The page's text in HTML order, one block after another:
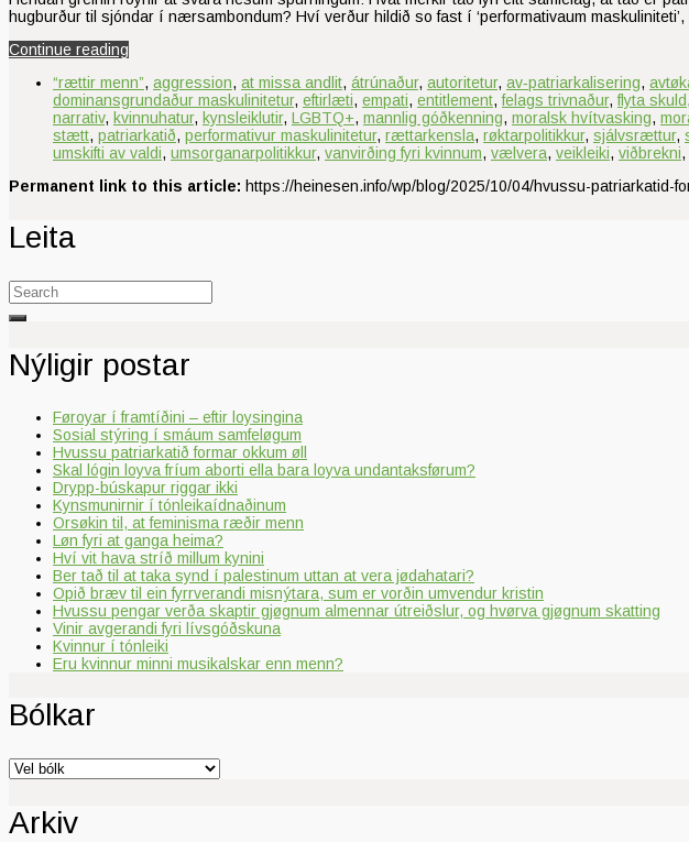
hugburður til sjóndar í nærsambondum? Hví verður hildið so fast í ‘performativaum
Continue reading
“rættir menn”, aggression, at missa andlit, átrúnaður, autoritetur, av‑patriarkalisering,
dominansgrundaður maskulinitetur, eftirlæti, empati, entitlement,felags trivnaður,flyta skuld,
narrativ, kvinnuhatur, kynsleiklutir, LGBTQ+, mannlig góðkenning, moralsk hvítvasking,
stætt, patriarkatið, performativur maskulinitetur, rættarkensla, røktarpolitikkur, sjálvsrættur,
umskifti av valdi, umsorganarpolitikkur, vanvirðing fyri kvinnum, vælvera, veikleiki, viðbrekni,
Permanent link to this article: https://heinesen.info/wp/blog/2025/10/04/hvussu-patriarkatid-
Leita
Search
for:
Nýligir postar
Føroyar í framtíðini – eftir loysingina
Sosial stýring í smáum samfeløgum
Hvussu patriarkatið formar okkum øll
Skal lógin loyva fríum aborti ella bara loyva undantaksførum?
Drypp-búskapur riggar ikki
Kynsmunirnir í tónleikaídnaðinum
Orsøkin til, at feminisma ræðir menn
Løn fyri at ganga heima?
Hví vit hava stríð millum kynini
Ber tað til at taka synd í palestinum uttan at vera jødahatari?
Opið bræv til ein fyrrverandi misnýtara, sum er vorðin umvendur kristin
Hvussu pengar verða skaptir gjøgnum almennar útreiðslur, og hvørva gjøgnum skatting
Vinir avgerandi fyri lívsgóðskuna
Kvinnur í tónleiki
Eru kvinnur minni musikalskar enn menn?
Bólkar
Bólkar
Arkiv